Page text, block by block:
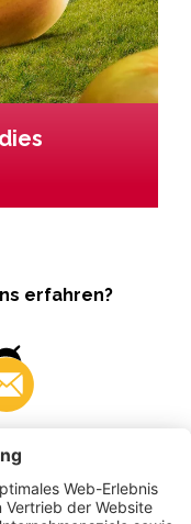
erfahren?